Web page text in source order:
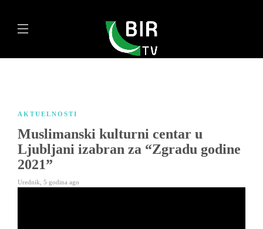
AKTUELNOSTI
Muslimanski kulturni centar u
Ljubljani izabran za “Zgradu godine
2021”
Urednik 5 godina ago